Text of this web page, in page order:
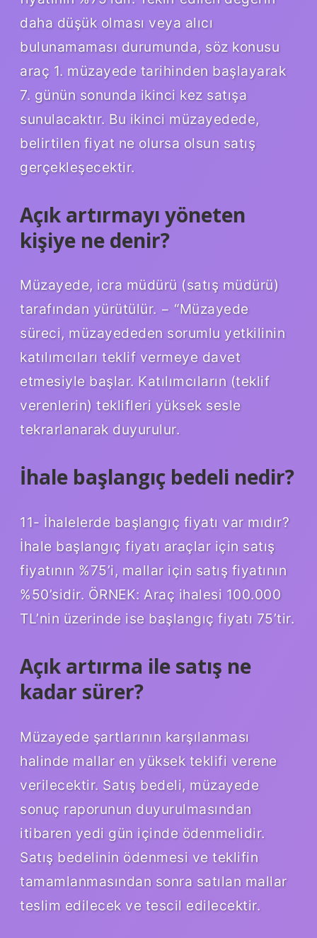
daha düşük olması veya alıcı
bulunamaması durumunda, söz konusu
araç 1. müzayede tarihinden başlayarak
7. günün sonunda ikinci kez satışa
sunulacaktır. Bu ikinci müzayedede,
belirtilen fiyat ne olursa olsun satış
gerçekleşecektir.
Açık artırmayı yöneten
kişiye ne denir?
Müzayede, icra müdürü (satış müdürü)
tarafından yürütülür. − “Müzayede
süreci, müzayededen sorumlu yetkilinin
katılımcıları teklif vermeye davet
etmesiyle başlar. Katılımcıların (teklif
verenlerin) teklifleri yüksek sesle
tekrarlanarak duyurulur.
İhale başlangıç bedeli nedir?
11- İhalelerde başlangıç ​​fiyatı var mıdır?
İhale başlangıç ​​fiyatı araçlar için satış
fiyatının %75’i, mallar için satış fiyatının
%50’sidir. ÖRNEK: Araç ihalesi 100.000
TL’nin üzerinde ise başlangıç ​​fiyatı 75’tir.
Açık artırma ile satış ne
kadar sürer?
Müzayede şartlarının karşılanması
halinde mallar en yüksek teklifi verene
verilecektir. Satış bedeli, müzayede
sonuç raporunun duyurulmasından
itibaren yedi gün içinde ödenmelidir.
Satış bedelinin ödenmesi ve teklifin
tamamlanmasından sonra satılan mallar
teslim edilecek ve tescil edilecektir.